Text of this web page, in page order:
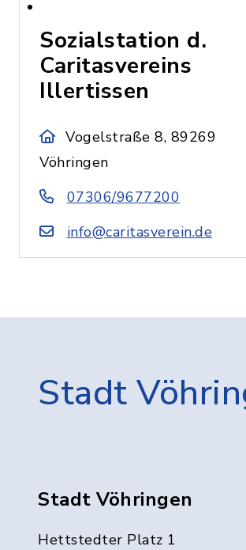
Sozialstation d.
Caritasvereins
Illertissen
Vogelstraße 8, 89269
Vöhringen
07306/9677200
info@caritasverein.de
Stadt
Stadt Vöhringen
Hettstedter Platz 1